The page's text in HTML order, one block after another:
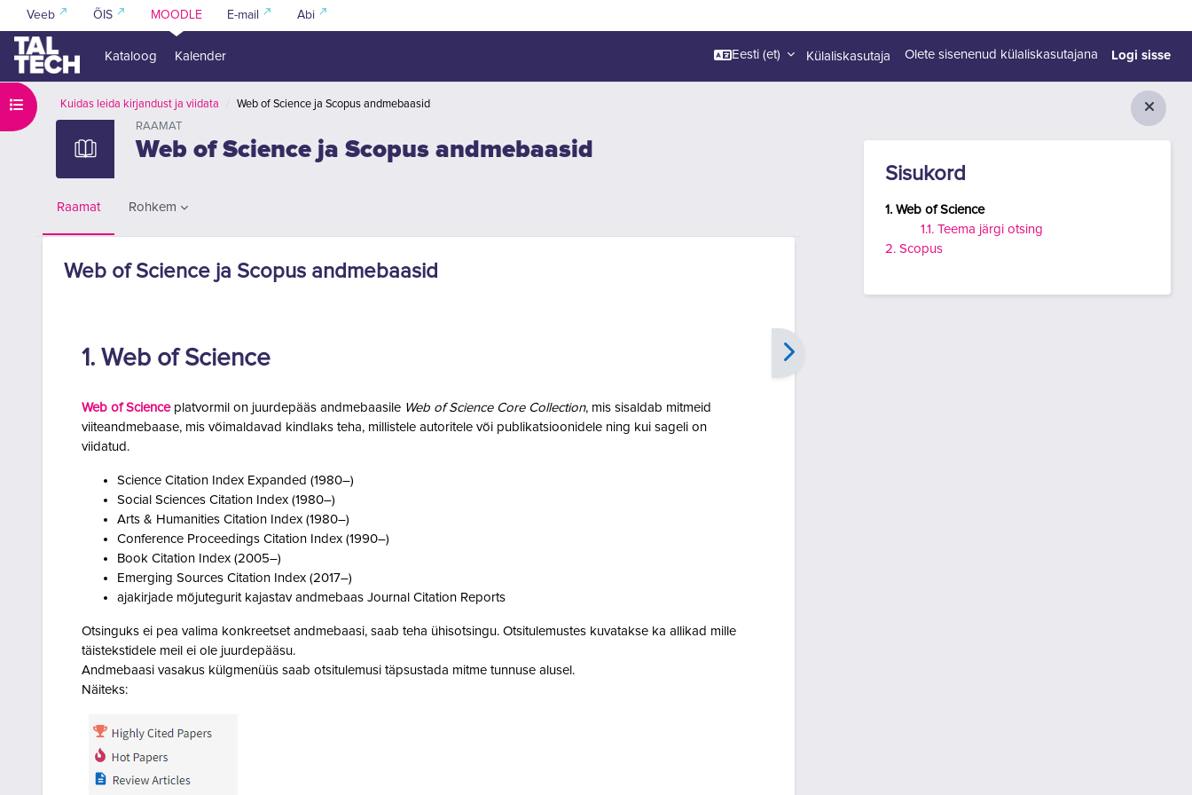
Jäta vahele peasisuni
Veeb ÕIS MOODLE E-mail Abi
Kataloog Kalender Eesti ‎(et)‎ Külaliskasutaja Olete sisenenud külaliskasutajana Logi sisse
Sisukord
1. Web of Science
1.1. Teema järgi otsing
2. Scopus
Ava kursuse sisukord
Kuidas leida kirjandust ja viidata
Web of Science ja Scopus andmebaasid
RAAMAT
Web of Science ja Scopus andmebaasid
Raamat Rohkem
Web of Science ja Scopus andmebaasid
1. Web of Science
Web of Science platvormil on juurdepääs andmebaasile Web of Science Core Collection, mis sisaldab mitmeid
viiteandmebaase, mis võimaldavad kindlaks teha, millistele autoritele või publikatsioonidele ning kui sageli on
viidatud.
Science Citation Index Expanded (1980–)
Social Sciences Citation Index (1980–)
Arts & Humanities Citation Index (1980–)
Conference Proceedings Citation Index (1990–)
Book Citation Index (2005–)
Emerging Sources Citation Index (2017–)
ajakirjade mõjutegurit kajastav andmebaas Journal Citation Reports
Otsinguks ei pea valima konkreetset andmebaasi, saab teha ühisotsingu. Otsitulemustes kuvatakse ka allikad mille
täistekstidele meil ei ole juurdepääsu.
Andmebaasi vasakus külgmenüüs saab otsitulemusi täpsustada mitme tunnuse alusel.
Näiteks: